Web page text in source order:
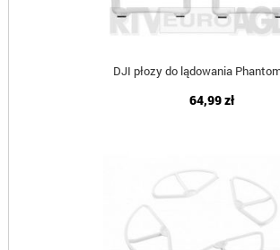
DJI płozy do lądowania
64,99 zł